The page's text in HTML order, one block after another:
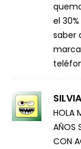
el
saber
HOLA
AÑOS
CON